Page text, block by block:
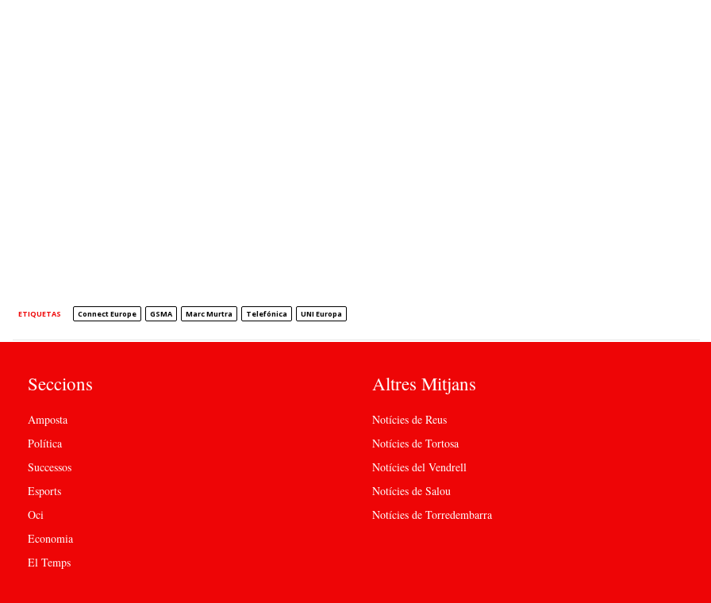
ETIQUETAS Connect Europe GSMA Marc Murtra Telefónica UNI Europa
Seccions
Amposta
Política
Successos
Esports
Oci
Economia
El Temps
Altres Mitjans
Notícies de Reus
Notícies de Tortosa
Notícies del Vendrell
Notícies de Salou
Notícies de Torredembarra